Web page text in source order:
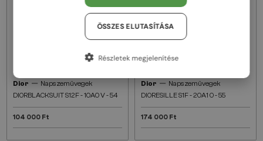
Dior — Napszemüvegek
DIORBLACKSUIT S12F - 10A0 V - 54
104 000 Ft
Dior — Napszemüvegek
DIORESILLE S1F - 20A1 O - 55
174 000 Ft
ÖSSZES ELUTASÍTÁSA
Részletek megjelenítése